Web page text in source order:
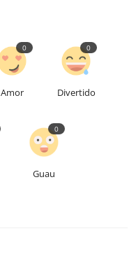
Amor
0
Divertido
0
Guau
0